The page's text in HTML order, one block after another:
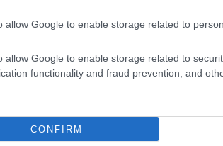
allow Google to enable storage related to
allow Google to enable storage related to
functionality and fraud prevention, and
CONFIRM
Koroškem